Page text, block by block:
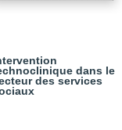
dans le
des services